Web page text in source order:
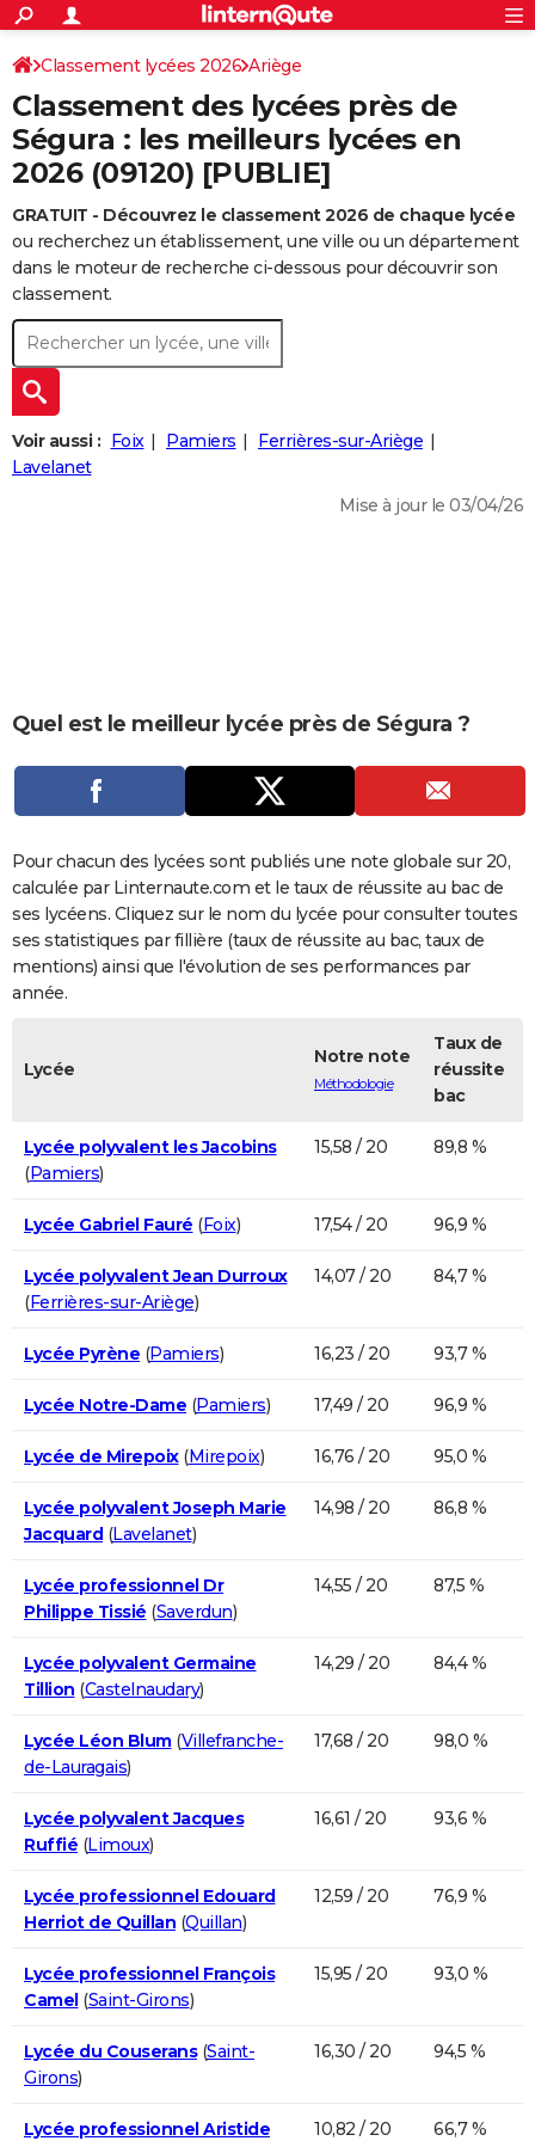
ACTUALITÉS
Politique
Société
Faits Divers
Education
Monde
Villes
+
SPORT
Coupe du monde 2026
Football
Tennis
Cyclisme
Rugby
Forum
CULTURE
Programme TV
TNT
Streaming
Cinéma
Sorties cinéma
Musique
+
FINANCE
Retraite
Impôts
Epargne
Immobilier
Risques naturels par ville
Banque
Assurance
Crédit
AUTO
Essais
Réserver un essai
Citadines
Berlines
SUV
Forum auto
+
HIGH-TECH
BRICOLAGE
Forum
Aménagement intérieur
Extérieur
Cuisine
Salle de bains
Jardinage
Rangement
+WEEK-END
Guides de France
Escapades
Patrimoine
Expositions
Musées
Week-end nature
+
LIFESTYLE
Art de vivre
Bien-être
Loisirs
Mode
Modes de vie
+SANTE
Dictionnaire
Biographies
Expressions
Proverbes
PROGRAMME TV
COPAINS D'AVANT
S'inscrire
Se connecter
Lycées
Collèges
Primaires
Universités
Entreprises
Service militaire
Avis de recherche
AVIS DE DÉCÈS
FORUM
Bricolage
Lifestyle
Culture
Sport
Auto
Television
Voyage
Cinema
S'inscrire
Connexion
Classement lycées 2026 Ariège
Classement des lycées près de
Ségura : les meilleurs lycées en
2026 (09120) [PUBLIE]
GRATUIT - Découvrez le classement 2026 de chaque lycée
ou recherchez un établissement, une ville ou un département
dans le moteur de recherche ci-dessous pour découvrir son
classement.
Voir aussi : Foix Pamiers
Ferrières-sur-Ariège
Lavelanet
Mise à jour le 03/04/26
Quel est le meilleur lycée près de Ségura ?
Pour chacun des lycées sont publiés une note globale sur 20,
calculée par Linternaute.com et le taux de réussite au bac de
ses lycéens. Cliquez sur le nom du lycée pour consulter toutes
ses statistiques par fillière (taux de réussite au bac, taux de
mentions) ainsi que l'évolution de ses performances par
année.
Lycée
Notre note
Méthodologie
Taux de
réussite
bac
Lycée polyvalent les Jacobins
(Pamiers)
15,58 / 20 89,8 %
Lycée Gabriel Fauré (Foix) 17,54 / 20 96,9 %
Lycée polyvalent Jean Durroux
(Ferrières-sur-Ariège)
14,07 / 20 84,7 %
Lycée Pyrène (Pamiers) 16,23 / 20 93,7 %
Lycée Notre-Dame (Pamiers) 17,49 / 20 96,9 %
Lycée de Mirepoix(Mirepoix) 16,76 / 20 95,0 %
Lycée polyvalent Joseph Marie
Jacquard(Lavelanet)
14,98 / 20 86,8 %
Lycée professionnel Dr
Philippe Tissié (Saverdun)
14,55 / 20 87,5 %
Lycée polyvalent Germaine
Tillion (Castelnaudary)
14,29 / 20 84,4 %
Lycée Léon Blum(Villefranche-
de-Lauragais)
17,68 / 20 98,0 %
Lycée polyvalent Jacques
Ruffié (Limoux)
16,61 / 20 93,6 %
Lycée professionnel Edouard
Herriot de Quillan (Quillan)
12,59 / 20 76,9 %
Lycée professionnel François
Camel(Saint-Girons)
15,95 / 20 93,0 %
Lycée du Couserans(Saint-
Girons)
16,30 / 20 94,5 %
Lycée professionnel Aristide 10,82 / 20 66,7 %